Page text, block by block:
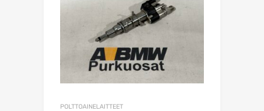
POLTTOAINELAITTEET